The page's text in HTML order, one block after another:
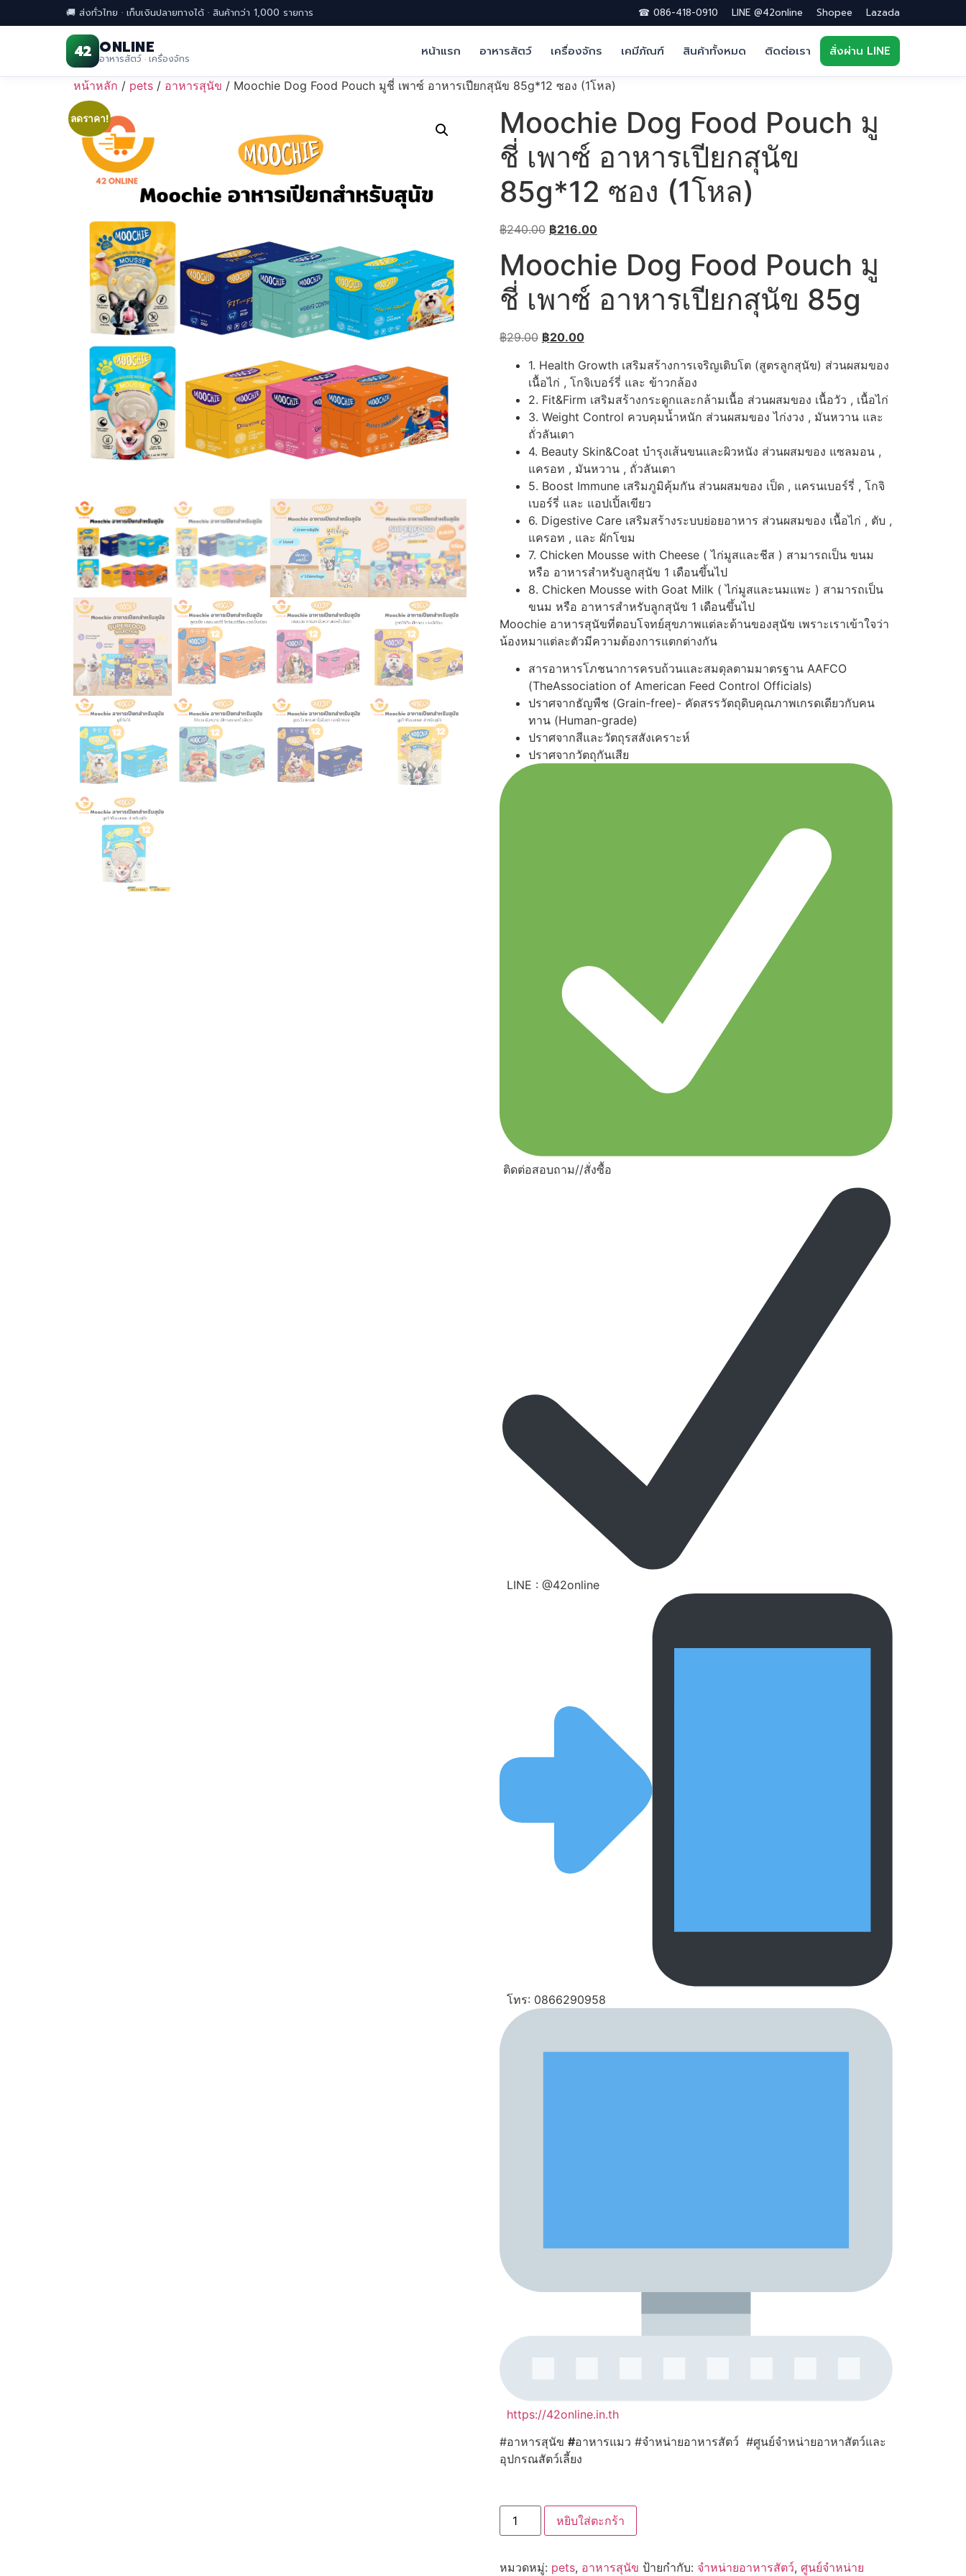
🚚 ส่งทั่วไทย · เก็บเงินปลายทางได้ · สินค้ากว่า 1,000 รายการ ☎ 086-418-0910 LINE @42online Shopee Lazada
42 ONLINE
อาหารสัตว์ · เครื่องจักร หน้าแรก อาหารสัตว์ เครื่องจักร เคมีภัณฑ์ สินค้าทั้งหมด ติดต่อเรา สั่งผ่าน LINE
หน้าหลัก / pets / อาหารสุนัข / Moochie Dog Food Pouch มูชี่ เพาซ์ อาหารเปียกสุนัข 85g*12 ซอง (1โหล)
ลดราคา!
Moochie Dog Food Pouch มู
ชี่ เพาซ์ อาหารเปียกสุนัข
85g*12 ซอง (1โหล)
฿240.00 Original
was:
฿240.00.
฿216.00Current
is:
฿216.00.
Moochie Dog Food Pouch มู
ชี่ เพาซ์ อาหารเปียกสุนัข 85g
฿29.00 ฿20.00
1. Health Growth เสริมสร้างการเจริญเติบโต (สูตรลูกสุนัข) ส่วนผสมของ
เนื้อไก่ , โกจิเบอร์รี่ และ ข้าวกล้อง
2. Fit&Firm เสริมสร้างกระดูกและกล้ามเนื้อ ส่วนผสมของ เนื้อวัว , เนื้อไก่
3. Weight Control ควบคุมน้ำหนัก ส่วนผสมของ ไก่งวง , มันหวาน และ
ถั่วลันเตา
4. Beauty Skin&Coat บำรุงเส้นขนและผิวหนัง ส่วนผสมของ แซลมอน ,
แครอท , มันหวาน , ถั่วลันเตา
5. Boost Immune เสริมภูมิคุ้มกัน ส่วนผสมของ เป็ด , แครนเบอร์รี่ , โกจิ
เบอร์รี่ และ แอปเปิ้ลเขียว
6. Digestive Care เสริมสร้างระบบย่อยอาหาร ส่วนผสมของ เนื้อไก่ , ตับ ,
แครอท , และ ผักโขม
7. Chicken Mousse with Cheese ( ไก่มูสและชีส ) สามารถเป็น ขนม
หรือ อาหารสำหรับลูกสุนัข 1 เดือนขึ้นไป
8. Chicken Mousse with Goat Milk ( ไก่มูสและนมแพะ ) สามารถเป็น
ขนม หรือ อาหารสำหรับลูกสุนัข 1 เดือนขึ้นไป
Moochie อาหารสุนัขที่ตอบโจทย์สุขภาพแต่ละด้านของสุนัข เพราะเราเข้าใจว่า
น้องหมาแต่ละตัวมีความต้องการแตกต่างกัน
สารอาหารโภชนาการครบถ้วนและสมดุลตามมาตรฐาน AAFCO
(TheAssociation of American Feed Control Officials)
ปราศจากธัญพืช (Grain-free)- คัดสรรวัตถุดิบคุณภาพเกรดเดียวกับคน
ทาน (Human-grade)
ปราศจากสีและวัตถุรสสังเคราะห์
ปราศจากวัตถุกันเสีย
ติดต่อสอบถาม//สั่งซื้อ
LINE : @42online
โทร: 0866290958
https://42online.in.th
#อาหารสุนัข #อาหารแมว #จำหน่ายอาหารสัตว์ #ศูนย์จำหน่ายอาหาสัตว์และ
อุปกรณสัตว์เลี้ยง
จำนวน
Moochie
Dog
มู
หยิบใส่ตะกร้า
หมวดหมู่: pets, อาหารสุนัข ป้ายกำกับ: จำหน่ายอาหารสัตว์, ศูนย์จำหน่าย